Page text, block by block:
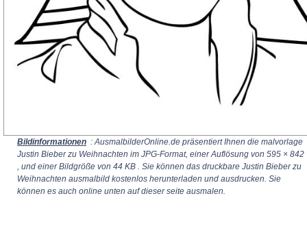
Bildinformationen : AusmalbilderOnline.de präsentiert Ihnen die malvorlage
Justin Bieber zu Weihnachten im JPG-Format, einer Auflösung von 595 × 842
, und einer Bildgröße von 44 KB . Sie können das druckbare Justin Bieber zu
Weihnachten ausmalbild kostenlos herunterladen und ausdrucken. Sie
können es auch online unten auf dieser seite ausmalen.